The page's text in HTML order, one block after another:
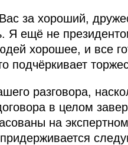
за хороший,
Я ещё не
хорошее, и все
подчёркивает
разговора,
в целом
на